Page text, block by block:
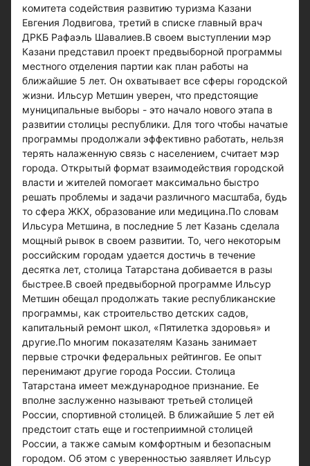
комитета содействия развитию туризма Казани
Евгения Лодвигова, третий в списке главный врач
ДРКБ Рафаэль Шавалиев.В своем выступлении мэр
Казани представил проект предвыборной программы
местного отделения партии как план работы на
ближайшие 5 лет. Он охватывает все сферы городской
жизни. Ильсур Метшин уверен, что предстоящие
муниципальные выборы - это начало нового этапа в
развитии столицы республики. Для того чтобы начатые
программы продолжали эффективно работать, нельзя
терять налаженную связь с населением, считает мэр
города. Открытый формат взаимодействия городской
власти и жителей помогает максимально быстро
решать проблемы и задачи различного масштаба, будь
то сфера ЖКХ, образование или медицина.По словам
Ильсура Метшина, в последние 5 лет Казань сделала
мощный рывок в своем развитии. То, чего некоторым
российским городам удается достичь в течение
десятка лет, столица Татарстана добивается в разы
быстрее.В своей предвыборной программе Ильсур
Метшин обещал продолжать такие республиканские
программы, как строительство детских садов,
капитальный ремонт школ, «Пятилетка здоровья» и
другие.По многим показателям Казань занимает
первые строчки федеральных рейтингов. Ее опыт
перенимают другие города России. Столица
Татарстана имеет международное признание. Ее
вполне заслуженно называют третьей столицей
России, спортивной столицей. В ближайшие 5 лет ей
предстоит стать еще и гостеприимной столицей
России, а также самым комфортным и безопасным
городом. Об этом с уверенностью заявляет Ильсур